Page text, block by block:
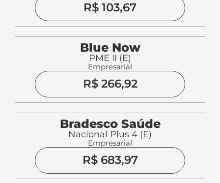
R$ 103,67
Blue Now
PME II (E)
Empresarial
R$ 266,92
Bradesco Saúde
Nacional Plus 4 (E)
Empresarial
R$ 683,97